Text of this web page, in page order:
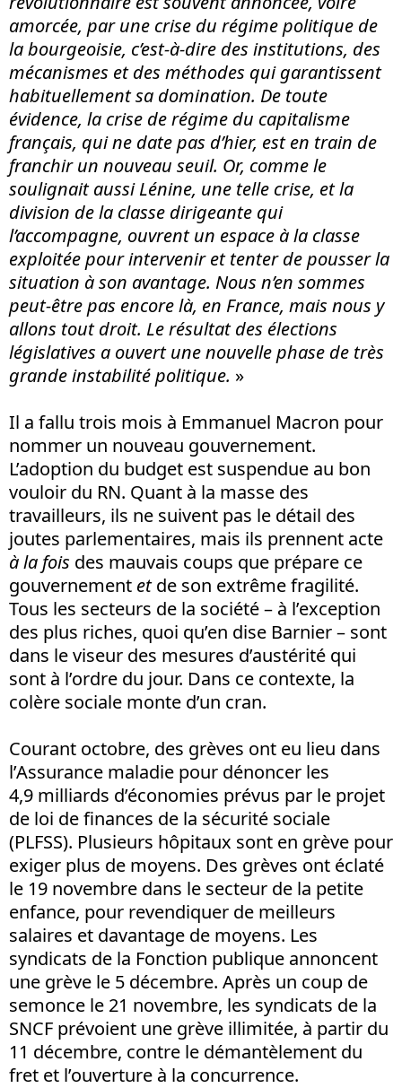
amorcée, par une crise du régime politique de
la bourgeoisie, c’est-à-dire des institutions, des
mécanismes et des méthodes qui garantissent
habituellement sa domination. De toute
évidence, la crise de régime du capitalisme
français, qui ne date pas d’hier, est en train de
franchir un nouveau seuil. Or, comme le
soulignait aussi Lénine, une telle crise, et la
division de la classe dirigeante qui
l’accompagne, ouvrent un espace à la classe
exploitée pour intervenir et tenter de pousser la
situation à son avantage. Nous n’en sommes
peut-être pas encore là, en France, mais nous y
allons tout droit. Le résultat des élections
législatives a ouvert une nouvelle phase de très
grande instabilité politique. »
Il a fallu trois mois à Emmanuel Macron pour
nommer un nouveau gouvernement.
L’adoption du budget est suspendue au bon
vouloir du RN. Quant à la masse des
travailleurs, ils ne suivent pas le détail des
joutes parlementaires, mais ils prennent acte
à la fois des mauvais coups que prépare ce
gouvernement etde son extrême fragilité.
Tous les secteurs de la société – à l’exception
des plus riches, quoi qu’en dise Barnier – sont
dans le viseur des mesures d’austérité qui
sont à l’ordre du jour. Dans ce contexte, la
colère sociale monte d’un cran.
Courant octobre, des grèves ont eu lieu dans
l’Assurance maladie pour dénoncer les
4,9 milliards d’économies prévus par le projet
de loi de finances de la sécurité sociale
(PLFSS). Plusieurs hôpitaux sont en grève pour
exiger plus de moyens. Des grèves ont éclaté
le 19 novembre dans le secteur de la petite
enfance, pour revendiquer de meilleurs
salaires et davantage de moyens. Les
syndicats de la Fonction publique annoncent
une grève le 5 décembre. Après un coup de
semonce le 21 novembre, les syndicats de la
SNCF prévoient une grève illimitée, à partir du
11 décembre, contre le démantèlement du
fret et l’ouverture à la concurrence.